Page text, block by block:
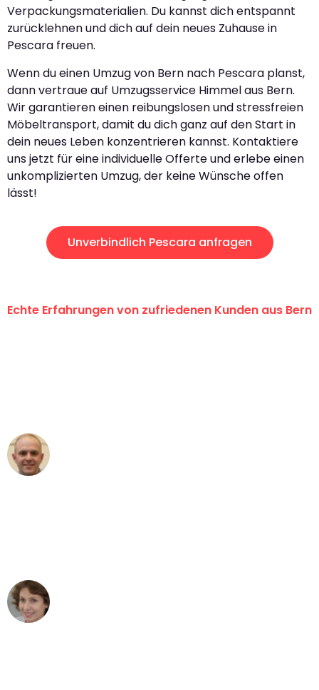
Verpackungsmaterialien. Du kannst dich entspannt
zurücklehnen und dich auf dein neues Zuhause in
Pescara freuen.
Wenn du einen Umzug von Bern nach Pescara planst,
dann vertraue auf Umzugsservice Himmel aus Bern.
Wir garantieren einen reibungslosen und stressfreien
Möbeltransport, damit du dich ganz auf den Start in
dein neues Leben konzentrieren kannst. Kontaktiere
uns jetzt für eine individuelle Offerte und erlebe einen
unkomplizierten Umzug, der keine Wünsche offen
lässt!
Unverbindlich Pescara anfragen
Echte Erfahrungen von zufriedenen Kunden aus Bern